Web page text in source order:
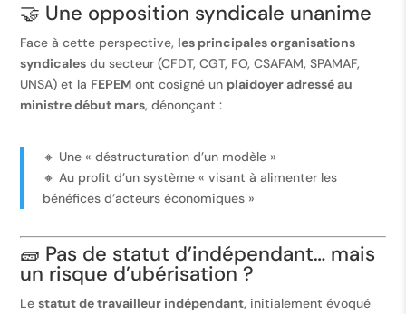
🤝 Une opposition syndicale unanime
Face à cette perspective, les principales organisations
syndicales du secteur (CFDT, CGT, FO, CSAFAM, SPAMAF,
UNSA) et la FEPEM ont cosigné un plaidoyer adressé au
ministre début mars, dénonçant :
🔸 Une « déstructuration d’un modèle »
🔸 Au profit d’un système « visant à alimenter les
bénéfices d’acteurs économiques »
🧱 Pas de statut d’indépendant… mais
un risque d’ubérisation ?
Lestatut de travailleur indépendant, initialement évoqué